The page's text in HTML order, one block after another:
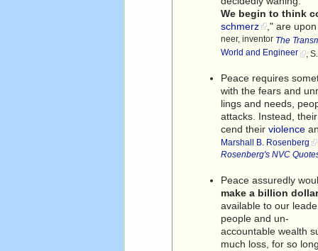
We begin to think
schmerz
," are
neer, inventor The
World and Engineer ,
Peace requires
with the fears and
lings and needs,
attacks. Instead,
cend theirviolence
Marshall B. Rosenberg
Rosenberg's NVC
Peace assuredly
make a billion
available to our
people and un-
accountable wealth
much loss, for so